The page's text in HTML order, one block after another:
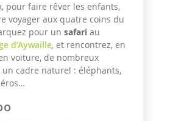
pour faire rêver les enfants,
voyager aux quatre coins du
pour un safari au
d’Aywaille, et rencontrez, en
voiture, de nombreux
cadre naturel : éléphants,